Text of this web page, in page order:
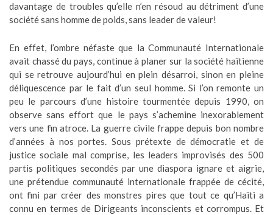
davantage de troubles qu’elle n’en résoud au détriment d’une
société sans homme de poids, sans leader de valeur!
En effet, l’ombre néfaste que la Communauté Internationale
avait chassé du pays, continue à planer sur la société haïtienne
qui se retrouve aujourd’hui en plein désarroi, sinon en pleine
déliquescence par le fait d’un seul homme. Si l’on remonte un
peu le parcours d’une histoire tourmentée depuis 1990, on
observe sans effort que le pays s’achemine inexorablement
vers une fin atroce. La guerre civile frappe depuis bon nombre
d’années à nos portes. Sous prétexte de démocratie et de
justice sociale mal comprise, les leaders improvisés des 500
partis politiques secondés par une diaspora ignare et aigrie,
une prétendue communauté internationale frappée de cécité,
ont fini par créer des monstres pires que tout ce qu’Haïti a
connu en termes de Dirigeants inconscients et corrompus. Et